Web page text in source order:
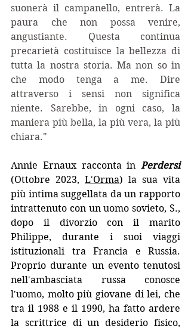
suonerà il campanello, entrerà. La
paura che non possa venire,
angustiante. Questa continua
precarietà costituisce la bellezza di
tutta la nostra storia. Ma non so in
che modo tenga a me. Dire
attraverso i sensi non significa
niente. Sarebbe, in ogni caso, la
maniera più bella, la più vera, la più
chiara."
Annie Ernaux racconta in Perdersi
(Ottobre 2023, L'Orma) la sua vita
più intima suggellata da un rapporto
intrattenuto con un uomo sovieto, S.,
dopo il divorzio con il marito
Philippe, durante i suoi viaggi
istituzionali tra Francia e Russia.
Proprio durante un evento tenutosi
nell'ambasciata russa conosce
l'uomo, molto più giovane di lei, che
tra il 1988 e il 1990, ha fatto ardere
la scrittrice di un desiderio fisico,